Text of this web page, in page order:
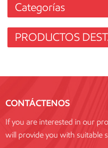
Categorías
PRODUCTOS
CONTÁCTENOS
If you are interested in our
will provide you with suitable